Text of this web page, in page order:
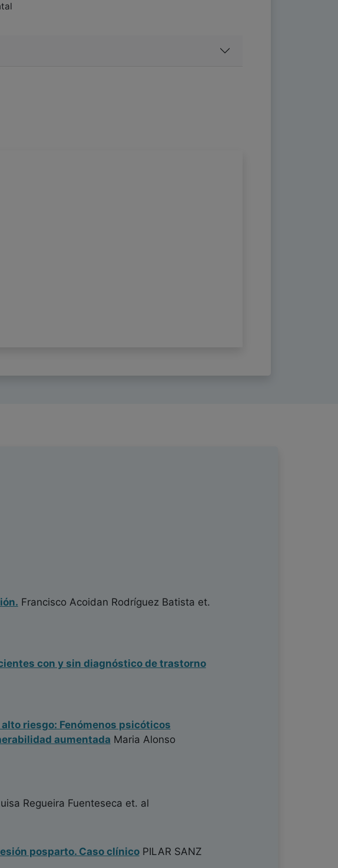
Francisco Acoidan Rodríguez Batista et.
con y sin diagnóstico de trastorno
riesgo: Fenómenos psicóticos
aumentada Maria Alonso
Regueira Fuenteseca et. al
posparto. Caso clínicoPILAR SANZ